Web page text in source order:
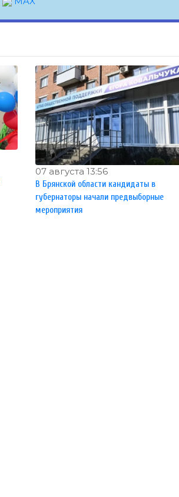
07 августа 13:56
В Брянской области кандидаты в
губернаторы начали предвыборные
мероприятия